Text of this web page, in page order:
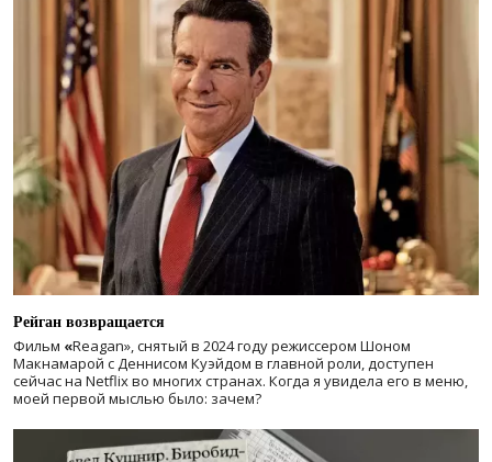
Рейган возвращается
Фильм «Reagan», снятый в 2024 годурежиссером Шоном
Макнамарой с Деннисом Куэйдом в главной роли, доступен
сейчас на Netflix во многих странах. Когда я увидела его в меню,
моей первой мыслью было: зачем?